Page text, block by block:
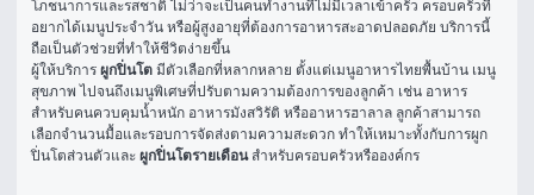
โภชนาการและรสชาติ ไม่ว่าจะเป็นคนทำงานที่ไม่มีเวลาเข้าครัว ครอบครัวที่
อยากได้เมนูประจำวัน หรือผู้สูงอายุที่ต้องการอาหารสะอาดปลอดภัย บริการนี้
ถือเป็นตัวช่วยที่ทำให้ชีวิตง่ายขึ้น
ผู้ให้บริการ ผูกปิ่นโต มีตัวเลือกที่หลากหลาย ตั้งแต่เมนูอาหารไทยพื้นบ้าน เมนู
สุขภาพ ไปจนถึงเมนูพิเศษที่ปรับตามความต้องการของลูกค้า เช่น อาหาร
สำหรับคนควบคุมน้ำหนัก อาหารมังสวิรัติ หรืออาหารฮาลาล ลูกค้าสามารถ
เลือกจำนวนมื้อและรอบการจัดส่งตามความสะดวก ทำให้เหมาะทั้งกับการผูก
ปิ่นโตส่วนตัวและ ผูกปิ่นโตรายเดือน สำหรับครอบครัวหรือองค์กร